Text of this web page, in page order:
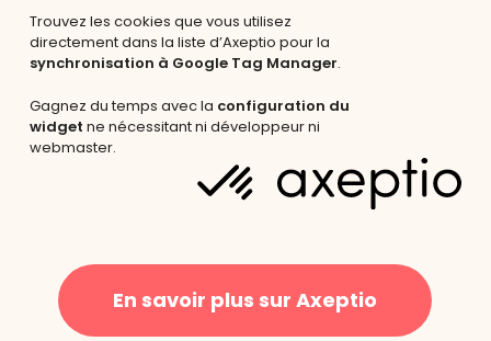
Trouvez les cookies que vous utilisez
directement dans la liste d’Axeptio pour la
synchronisation à Google Tag Manager.
Gagnez du temps avec la configuration du
widget ne nécessitant ni développeur ni
webmaster.
En savoir plus sur Axeptio